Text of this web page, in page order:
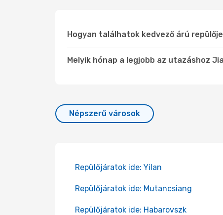
Hogyan találhatok kedvező árú
Melyik hónap a legjobb az utazáshoz
Népszerű városok
Repülőjáratok ide: Yilan
Repülőjáratok ide: Mutancsiang
Repülőjáratok ide: Habarovszk